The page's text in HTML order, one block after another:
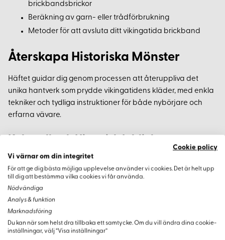
brickbandsbrickor
Beräkning av garn- eller trådförbrukning
Metoder för att avsluta ditt vikingatida brickband
Återskapa Historiska Mönster
Häftet guidar dig genom processen att återuppliva det
unika hantverk som prydde vikingatidens kläder, med enkla
tekniker och tydliga instruktioner för både nybörjare och
erfarna vävare.
Förutom tekniska instruktioner får du även kulturell och
historisk bakgrundsinformation som ger ett djupare
sammanhang för varje mönster och teknik.
Kreativt Återbruk
Med detaljerade mönster och tips blir du inspirerad att
Cookie policy
Vi värnar om din integritet
För att ge dig bästa möjliga upplevelse använder vi cookies. Det är helt upp
till dig att bestämma vilka cookies vi får använda.
Nödvändiga
Analys & funktion
Marknadsföring
Du kan när som helst dra tillbaka ett samtycke. Om du vill ändra dina cookie-
inställningar, välj “Visa inställningar”